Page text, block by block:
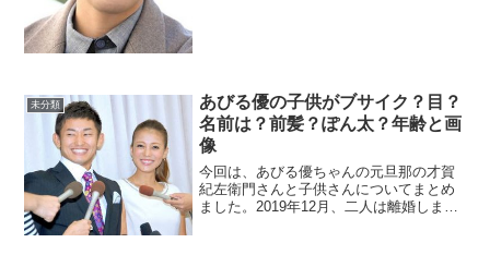
未分類
あびる優の子供がブサイク？目？
名前は？前髪？ぽん太？年齢と画
像
今回は、あびる優ちゃんの元旦那の才賀
紀左衛門さんと子供さんについてまとめ
ました。2019年12月、二人は離婚しまし